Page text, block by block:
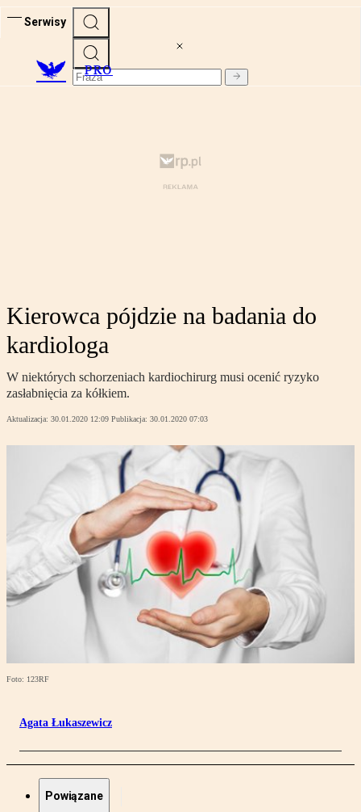
Serwisy
PRO
Kierowca pójdzie na badania do
kardiologa
W niektórych schorzeniach kardiochirurg musi ocenić ryzyko
zasłabnięcia za kółkiem.
Aktualizacja: 30.01.2020 12:09 Publikacja: 30.01.2020 07:03
Foto: 123RF
Agata Łukaszewicz
Powiązane